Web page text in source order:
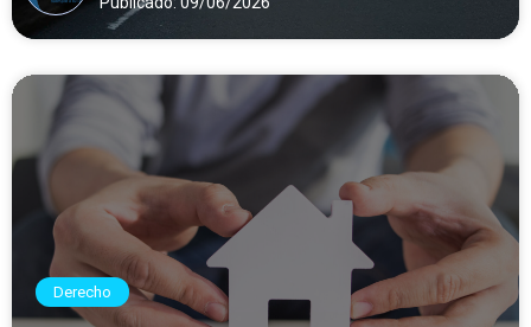
Derecho